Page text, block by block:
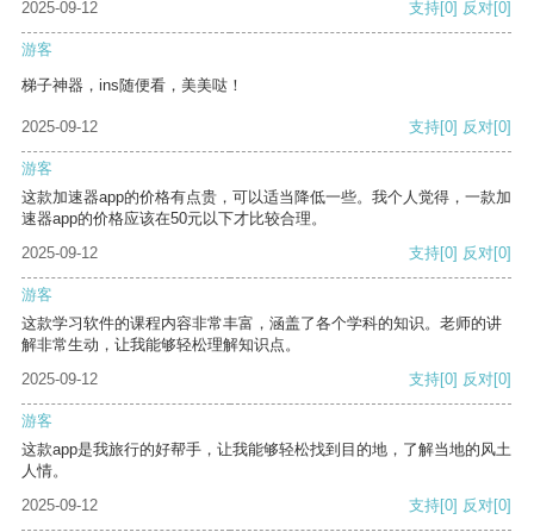
2025-09-12 支持[0] 反对[0]
游客
梯子神器，ins随便看，美美哒！
2025-09-12 支持[0] 反对[0]
游客
这款加速器app的价格有点贵，可以适当降低一些。我个人觉得，一款加
速器app的价格应该在50元以下才比较合理。
2025-09-12
支持[0] 反对[0]
游客
这款学习软件的课程内容非常丰富，涵盖了各个学科的知识。老师的讲
解非常生动，让我能够轻松理解知识点。
2025-09-12
支持[0] 反对[0]
游客
这款app是我旅行的好帮手，让我能够轻松找到目的地，了解当地的风土
人情。
2025-09-12
支持[0] 反对[0]